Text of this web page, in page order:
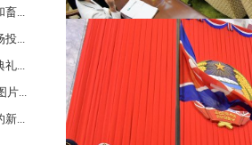
畜...
投...
礼...
片...
新...